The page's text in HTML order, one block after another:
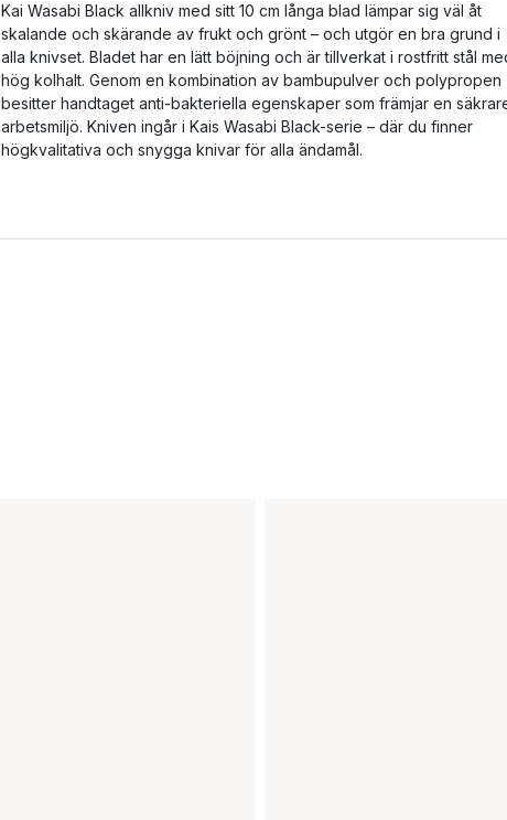
Kai Wasabi Black allkniv med sitt 10 cm långa blad lämpar sig väl åt
skalande och skärande av frukt och grönt – och utgör en bra grund i
alla knivset. Bladet har en lätt böjning och är tillverkat i rostfritt stål
hög kolhalt. Genom en kombination av bambupulver och polypropen
besitter handtaget anti-bakteriella egenskaper som främjar en
arbetsmiljö. Kniven ingår i Kais Wasabi Black-serie – där du finner
högkvalitativa och snygga knivar för alla ändamål.